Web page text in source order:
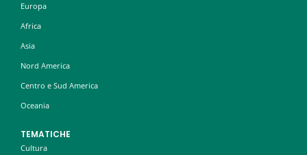
Europa
Africa
Asia
Nord America
Centro e Sud America
Oceania
TEMATICHE
Cultura